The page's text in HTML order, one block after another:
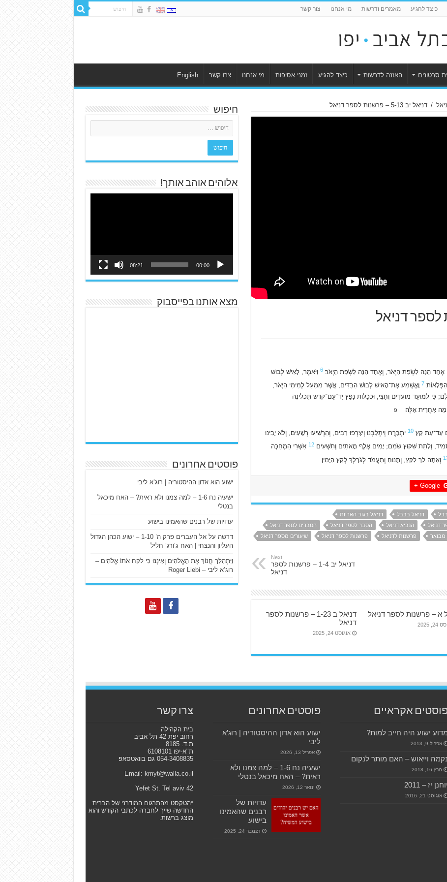
כיצד להגיע מאמרים ודרשות מי אנחנו צור קשר
סרטונים האזנה לדרשות כיצד להגיע זמני אסיפות מי אנחנו צרו קשר English
/ דניאל יב 5-13 – פרשנות לספר דניאל
אֶחָד הֵנָּה לִשְׂפַת הַיְאֹר, וְאֶחָד הֵנָּה לִשְׂפַת הַיְאֹר׃6 וַיֹּאמֶר, לָאִישׁ לְבוּשׁ
7 וָאֶשְׁמַע אֶת־הָאִישׁ לְבוּשׁ הַבַּדִּים, אֲשֶׁר מִמַּעַל לְמֵימֵי הַיְאֹר,
כִּי לְמוֹעֵד מוֹעֲדִים וָחֵצִי, וּכְכַלּוֹת נַפֵּץ יַד־עַם־קֹדֶשׁ תִּכְלֶינָה
מָה אַחֲרִית אֵלֶּה׃ פ
עַד־עֵת קֵץ׃10 יִתְבָּרֲרוּ וְיִתְלַבְּנוּ וְיִצָּרְפוּ רַבִּים, וְהִרְשִׁיעוּ רְשָׁעִים, וְלֹא יָבִינוּ
וְלָתֵת שִׁקּוּץ שֹׁמֵם; יָמִים אֶלֶף מָאתַיִם וְתִשְׁעִים׃12 אַשְׁרֵי הַמְחַכֶּה
וְאַתָּה לֵךְ לַקֵּץ; וְתָנוּחַ וְתַעֲמֹד לְגֹרָלְךָ לְקֵץ הַיָּמִין׃
Google +
דניאל בבבל
דניאל בגוב האריות
דניאל הנביא דניאל הסבר לספר דניאל
הסברים לספר דניאל
מבואר פרשנות לדניאל פרשנות לספר דניאל שיעורים מספר דניאל
Next
דניאל יב 1-4 – פרשנות לספר
דניאל
א – פרשנות לספר דניאל
2025
דניאל ב 1-23 – פרשנות לספר
דניאל
אוגוסט 24, 2025
חיפוש
אלוהים אוהב אותך!
00:00
08:21
מצא אותנו בפייסבוק
פוסטים אחרונים
ישוע הוא אדון ההיסטוריה | רוג’א ליבי
ישעיה נח 1-6 – למה צמנו ולא ראית? – האח מיכאל
בנטלי
עדויות של רבנים שהאמינו בישוע
דרשה על אל העברים פרק ה’ 1-10 – ישוע הכהן הגדול
העליון והנצחי | האח ג’ורג’ חליל
וַיִּתְהַלֵּךְ חֲנוֹךְ אֶת הָאֱלֹהִים וְאֵינֶנּוּ כִּי לקח אֹתוֹ אֱלֹהִים –
רוג’א ליבי – Roger Liebi
אקראיים
מדוע ישוע היה חייב למות?
אפריל 9, 2013
נקמה וייאוש – האם מותר לנקום
מרץ 16, 2018
יוחנן יז – 2011
אוגוסט 21, 2016
פוסטים אחרונים
ישוע הוא אדון ההיסטוריה | רוג’א
ליבי
אפריל 13, 2026
ישעיה נח 1-6 – למה צמנו ולא
ראית? – האח מיכאל בנטלי
ינואר 12, 2026
עדויות של
רבנים שהאמינו
בישוע
דצמבר 24, 2025
צרו קשר
בית הקהילה
רחוב יפת 42 תל אביב
ת.ד. 8185
ת"א-יפו 6108101
054-3408835 גם בוואטסאפ
Email: kmyt@walla.co.il
42 Yefet St. Tel aviv
*הטקסט מהתרגום המודרני של הברית
החדשה שייך לחברה לכתבי הקודש והוא
מוצג ברשות.